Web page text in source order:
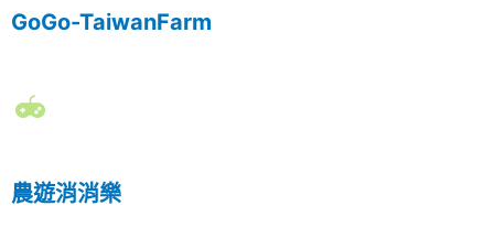
GoGo-TaiwanFarm
農遊消消樂